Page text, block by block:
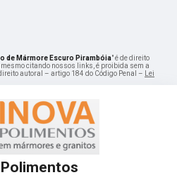
de Mármore Escuro Pirambóia" é de direito
citando nossos links, é proibida sem a
autoral – artigo 184 do Código Penal –
Lei